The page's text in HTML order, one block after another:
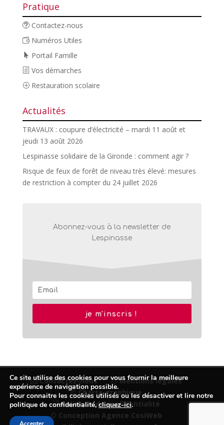
Pratique
Contactez-nous
Numéros Utiles
Portail Famille
Vos démarches
Restauration scolaire
Actualités
TRAVAUX : coupure d’électricité – mardi 11 août et
jeudi 13 août 2026
Lespinasse solidaire de la Gironde : comment agir ?
Risque de feux de forêt de niveau très élevé: mesures
de restriction à compter du 24 juillet 2026
Abonnez-vous à la newsletter de
Lespinasse
je m'inscris !
Contactez-nous
Mentions légales
© Charte graphique
Politique de confidentialité
© Conception Agence CosiWeb
Ce site utilise des cookies pour vous fournir la meilleure
expérience de navigation possible.
Pour connaitre les cookies utilisés ou les désactiver et lire notre
politique de confidentialité,cliquez-ici.